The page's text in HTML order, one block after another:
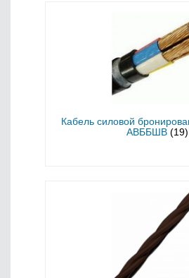
Кабель силовой
АВББШВ (19)